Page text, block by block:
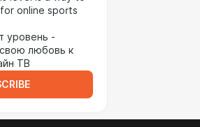
online sports
уровень -
любовь к
ТВ